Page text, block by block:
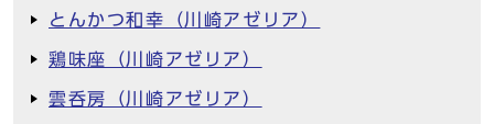
とんかつ和幸（川崎アゼリア）
鶏味座（川崎アゼリア）
雲呑房（川崎アゼリア）